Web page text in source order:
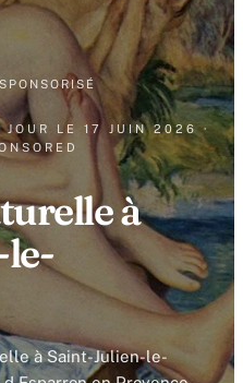
SPONSORISÉ
JOUR LE 17 JUIN 2026
·
à
à Saint-Julien-le-